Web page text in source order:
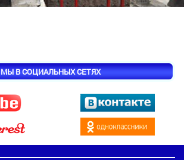
МЫ В СОЦИАЛЬНЫХ СЕТЯХ